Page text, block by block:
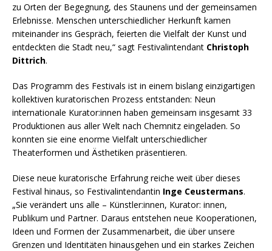
zu Orten der Begegnung, des Staunens und der gemeinsamen
Erlebnisse. Menschen unterschiedlicher Herkunft kamen
miteinander ins Gespräch, feierten die Vielfalt der Kunst und
entdeckten die Stadt neu,“ sagt Festivalintendant Christoph
Dittrich.
Das Programm des Festivals ist in einem bislang einzigartigen
kollektiven kuratorischen Prozess entstanden: Neun
internationale Kurator:innen haben gemeinsam insgesamt 33
Produktionen aus aller Welt nach Chemnitz eingeladen. So
konnten sie eine enorme Vielfalt unterschiedlicher
Theaterformen und Ästhetiken präsentieren.
Diese neue kuratorische Erfahrung reiche weit über dieses
Festival hinaus, so Festivalintendantin Inge Ceustermans.
„Sie verändert uns alle – Künstler:innen, Kurator: innen,
Publikum und Partner. Daraus entstehen neue Kooperationen,
Ideen und Formen der Zusammenarbeit, die über unsere
Grenzen und Identitäten hinausgehen und ein starkes Zeichen